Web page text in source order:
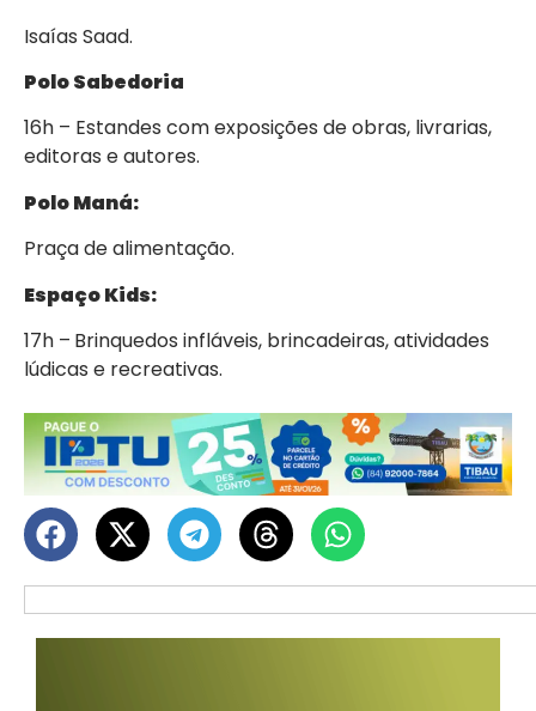
Isaías Saad.
Polo Sabedoria
16h – Estandes com exposições de obras, livrarias,
editoras e autores.
Polo Maná:
Praça de alimentação.
Espaço Kids:
17h – Brinquedos infláveis, brincadeiras, atividades
lúdicas e recreativas.